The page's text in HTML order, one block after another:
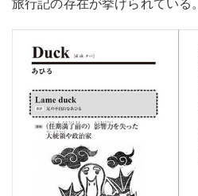
旅行記の存在が挙げられている。